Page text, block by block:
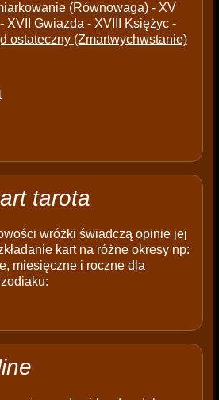
(Równowaga)- XV
- XVII Gwiazda - XVIII Księżyc-
ostateczny (Zmartwychwstanie)
tarota
wróżki świadczą opinie jej
kart na różne okresy np:
miesięczne i roczne dla